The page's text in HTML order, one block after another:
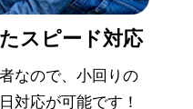
スピード対応
なので、小回りの
対応が可能です！